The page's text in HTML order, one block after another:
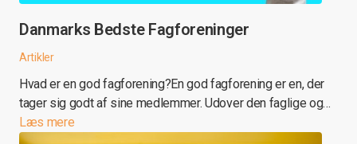
Danmarks Bedste Fagforeninger
Artikler
Hvad er en god fagforening?En god fagforening er en, der
tager sig godt af sine medlemmer. Udover den faglige og…
Læs mere